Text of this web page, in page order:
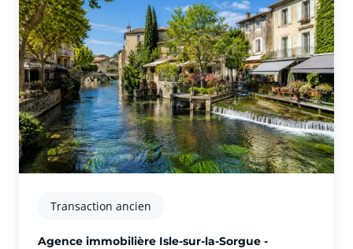
Transaction ancien
Agence immobilière Isle-sur-la-Sorgue -